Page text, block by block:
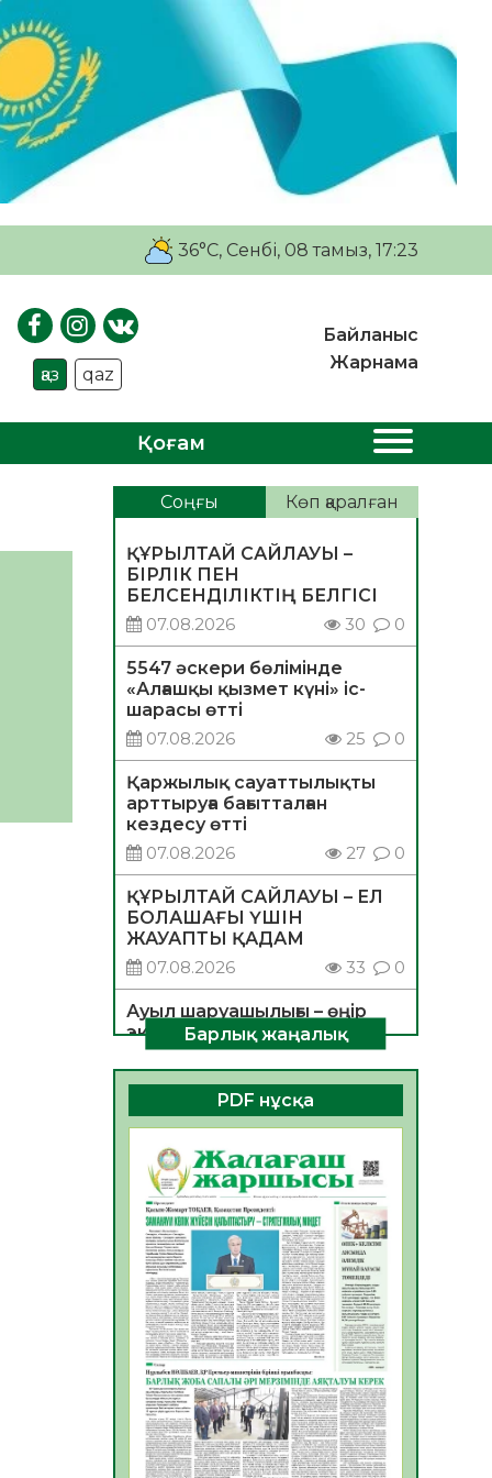
36°C, Сенбі, 08 тамыз, 17:23
қаз qaz
Байланыс
Жарнама
Қоғам
Соңғы Көп қаралған
ҚҰРЫЛТАЙ САЙЛАУЫ –
БІРЛІК ПЕН
БЕЛСЕНДІЛІКТІҢ БЕЛГІСІ
07.08.2026
30 0
5547 әскери бөлімінде
«Алғашқы қызмет күні» іс-
шарасы өтті
07.08.2026
25 0
Қаржылық сауаттылықты
арттыруға бағытталған
кездесу өтті
07.08.2026
27 0
ҚҰРЫЛТАЙ САЙЛАУЫ – ЕЛ
БОЛАШАҒЫ ҮШІН
ЖАУАПТЫ ҚАДАМ
07.08.2026
33 0
Ауыл шаруашылығы – өңір
экономикасының негізгі
тірегі
06.08.2026
41 0
ҚОҒАМДЫҚ БЕЛСЕНДІЛІК –
ЕЛ ДАМУЫНЫҢ НЕГІЗІ
06.08.2026
38
ҚҰРЫЛТАЙ САЙЛАУЫ –
БОЛАШАҚҚА БАСТАР
ЖАУАПТЫ ТАҢДАУ
06.08.2026
40
Инфекциялық ауруларға
қарсы иммундау
жұмыстарының тиімділігі
06.08.2026
43
Көкжөтел ауруы туралы
Барлық жаңалық
PDF нұсқа